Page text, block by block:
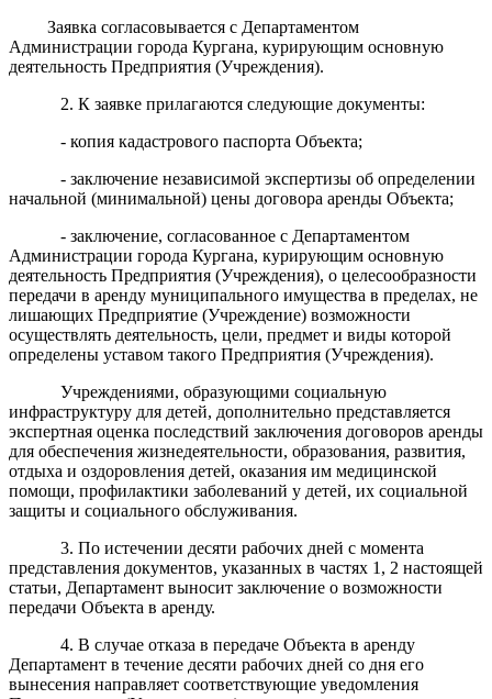
Заявка согласовывается с Департаментом
Администрации города Кургана, курирующим основную
деятельность Предприятия (Учреждения).
2. К заявке прилагаются следующие документы:
- копия кадастрового паспорта Объекта;
- заключение независимой экспертизы об определении
начальной (минимальной) цены договора аренды Объекта;
- заключение, согласованное с Департаментом
Администрации города Кургана, курирующим основную
деятельность Предприятия (Учреждения), о целесообразности
передачи в аренду муниципального имущества в пределах, не
лишающих Предприятие (Учреждение) возможности
осуществлять деятельность, цели, предмет и виды которой
определены уставом такого Предприятия (Учреждения).
Учреждениями, образующими социальную
инфраструктуру для детей, дополнительно представляется
экспертная оценка последствий заключения договоров аренды
для обеспечения жизнедеятельности, образования, развития,
отдыха и оздоровления детей, оказания им медицинской
помощи, профилактики заболеваний у детей, их социальной
защиты и социального обслуживания.
3. По истечении десяти рабочих дней с момента
представления документов, указанных в частях 1, 2 настоящей
статьи, Департамент выносит заключение о возможности
передачи Объекта в аренду.
4. В случае отказа в передаче Объекта в аренду
Департамент в течение десяти рабочих дней со дня его
вынесения направляет соответствующие уведомления